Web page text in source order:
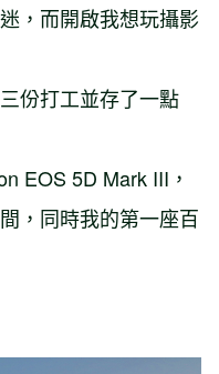
，而開啟我想玩攝影
份打工並存了一點
EOS 5D Mark III，
，同時我的第一座百